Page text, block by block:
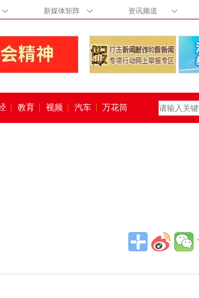
新媒体矩阵 资讯频道
教育 视频 汽车 万花筒